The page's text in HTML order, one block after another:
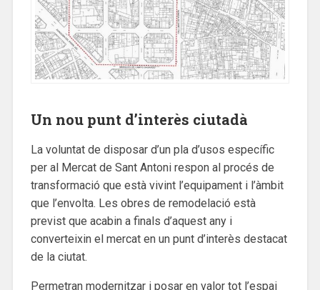
Un nou punt d’interès ciutadà
La voluntat de disposar d’un pla d’usos específic
per al Mercat de Sant Antoni respon al procés de
transformació que està vivint l’equipament i l’àmbit
que l’envolta. Les obres de remodelació està
previst que acabin a finals d’aquest any i
converteixin el mercat en un punt d’interès destacat
de la ciutat.
Permetran modernitzar i posar en valor tot l’espai